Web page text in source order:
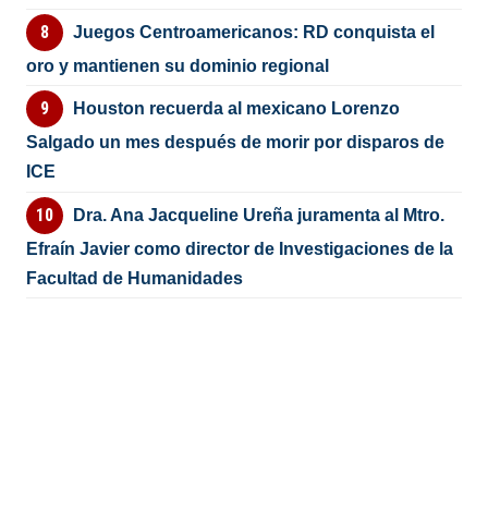
Juegos Centroamericanos: RD conquista el
oro y mantienen su dominio regional
Houston recuerda al mexicano Lorenzo
Salgado un mes después de morir por disparos de
ICE
Dra. Ana Jacqueline Ureña juramenta al Mtro.
Efraín Javier como director de Investigaciones de la
Facultad de Humanidades